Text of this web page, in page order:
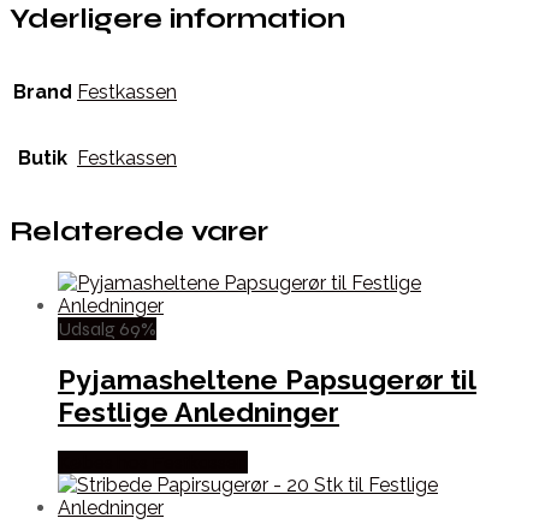
Yderligere information
Brand Festkassen
Butik Festkassen
Relaterede varer
Udsalg 69%
Pyjamasheltene Papsugerør til
Festlige Anledninger